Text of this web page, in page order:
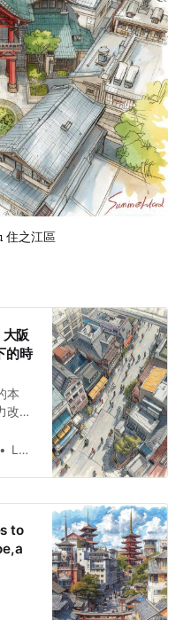
之江區
阪
的時
本
改造
神
的溫
Lawrence
to